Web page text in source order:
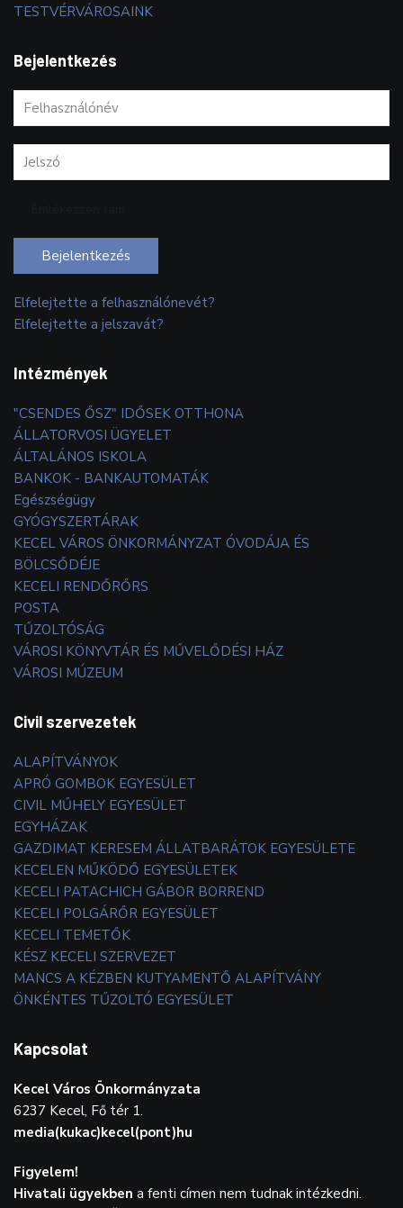
TESTVÉRVÁROSAINK
Bejelentkezés
Bejelentkezés
Elfelejtette a felhasználónevét?
Elfelejtette a jelszavát?
Intézmények
"CSENDES ŐSZ" IDŐSEK OTTHONA
ÁLLATORVOSI ÜGYELET
ÁLTALÁNOS ISKOLA
BANKOK - BANKAUTOMATÁK
Egészségügy
GYÓGYSZERTÁRAK
KECEL VÁROS ÖNKORMÁNYZAT ÓVODÁJA ÉS
BÖLCSŐDÉJE
KECELI RENDŐRŐRS
POSTA
TŰZOLTÓSÁG
VÁROSI KÖNYVTÁR ÉS MŰVELŐDÉSI HÁZ
VÁROSI MÚZEUM
Civil szervezetek
ALAPÍTVÁNYOK
APRÓ GOMBOK EGYESÜLET
CIVIL MŰHELY EGYESÜLET
EGYHÁZAK
GAZDIMAT KERESEM ÁLLATBARÁTOK EGYESÜLETE
KECELEN MŰKÖDŐ EGYESÜLETEK
KECELI PATACHICH GÁBOR BORREND
KECELI POLGÁRŐR EGYESÜLET
KECELI TEMETŐK
KÉSZ KECELI SZERVEZET
MANCS A KÉZBEN KUTYAMENTŐ ALAPÍTVÁNY
ÖNKÉNTES TŰZOLTÓ EGYESÜLET
Kapcsolat
Kecel Város Önkormányzata
6237 Kecel, Fő tér 1.
media(kukac)kecel(pont)hu
Figyelem!
Hivatali ügyekben a fenti címen nem tudnak intézkedni.